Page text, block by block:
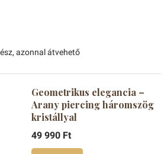
azonnal átvehető
Geometrikus elegancia –
Arany piercing háromszög
kristállyal
49 990 Ft